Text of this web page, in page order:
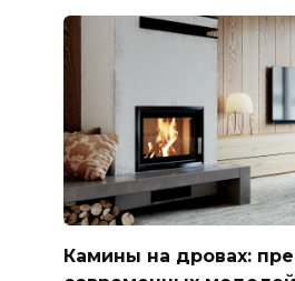
Камины на дровах: